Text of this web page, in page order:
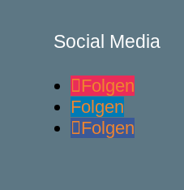
Social Media
Folgen
Folgen
Folgen